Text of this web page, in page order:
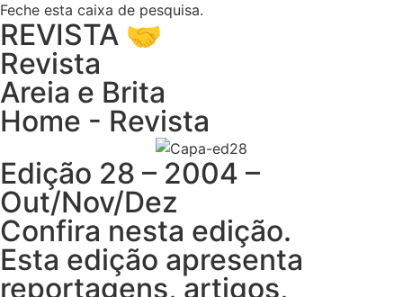
Feche esta caixa de pesquisa.
REVISTA 🤝
Revista
Areia e Brita
Home - Revista
Edição 28 – 2004 –
Out/Nov/Dez
Confira nesta edição.
Esta edição apresenta
reportagens, artigos,